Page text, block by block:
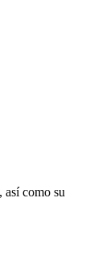
así como su